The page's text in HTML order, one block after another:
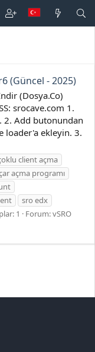
(Güncel - 2025)
(Dosya.Co)
srocave.com 1.
2. Add butonundan
loader'a ekleyin. 3.
client açma
açma programı
sro edx
1 Forum:vSRO